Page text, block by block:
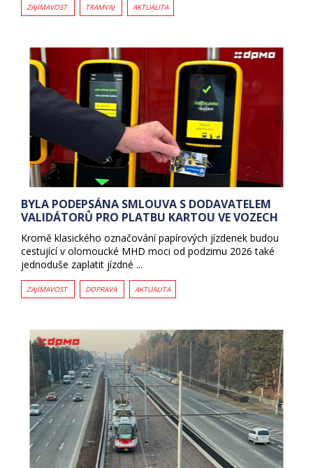
ZAJÍMAVOST TRAMVAJ AKTUALITA
BYLA PODEPSÁNA SMLOUVA S DODAVATELEM
VALIDÁTORŮ PRO PLATBU KARTOU VE VOZECH
Kromě klasického označování papírových jízdenek budou
cestující v olomoucké MHD moci od podzimu 2026 také
jednoduše zaplatit jízdné ...
ZAJÍMAVOST DOPRAVA AKTUALITA